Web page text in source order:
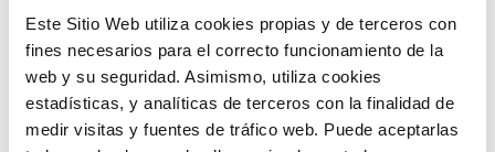
Este Sitio Web utiliza cookies propias y de terceros con
fines necesarios para el correcto funcionamiento de la
web y su seguridad. Asimismo, utiliza cookies
estadísticas, y analíticas de terceros con la finalidad de
medir visitas y fuentes de tráfico web. Puede aceptarlas
De conformidad con el RGPD y la LOPDGDD, SEGURIDAD Y
PRIVACIDAD DE DATOS, S.L. tratará los datos facilitados, con la
finalidad de contestar a las dudas y/o quejas planteadas a través
del presente formulario y facilitar la información solicitada. Podrá
ejercer, si lo desea, los derechos de acceso, rectificación,
supresión, y demás reconocidos en la normativa mencionada. Para
obtener más información acerca de cómo estamos tratando sus